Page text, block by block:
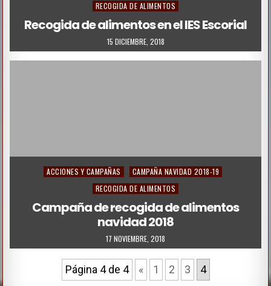
s
RECOGIDA DE ALIMENTOS
Recogida de alimentos en el IES Escorial
15 DICIEMBRE, 2018
P
s
ACCIONES Y CAMPAÑAS
CAMPAÑA NAVIDAD 2018-19
RECOGIDA DE ALIMENTOS
Campaña de recogida de alimentos
navidad 2018
17 NOVIEMBRE, 2018
Página 4 de 4 « 1 2 3 4